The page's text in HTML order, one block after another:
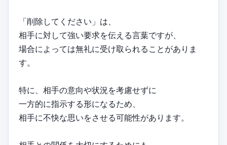
「削除してください」は、
相手に対して強い要求を伝える言葉ですが、
場合によっては無礼に受け取られることがありま
す。
特に、相手の意向や状況を考慮せずに
一方的に指示する形になるため、
相手に不快な思いをさせる可能性があります。